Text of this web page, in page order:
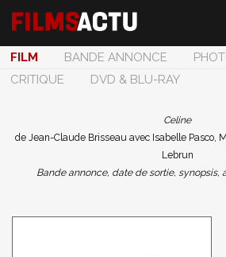
FILM BANDE ANNONCE
CRITIQUE
DVD & BLU-RAY
Celine
de Jean-Claude Brisseau avec Isabelle Pasco,
Lebrun
Bande annonce, date de sortie, synopsis,